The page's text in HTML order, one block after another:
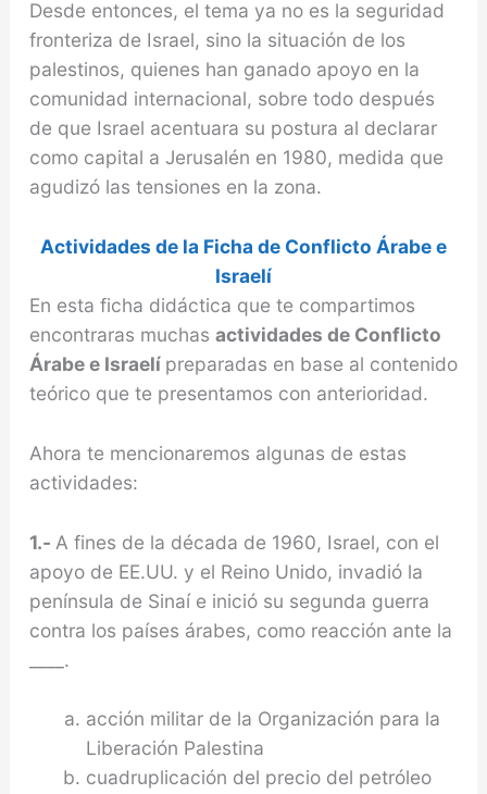
Desde entonces, el tema ya no es la seguridad
fronteriza de Israel, sino la situación de los
palestinos, quienes han ganado apoyo en la
comunidad internacional, sobre todo después
de que Israel acentuara su postura al declarar
como capital a Jerusalén en 1980, medida que
agudizó las tensiones en la zona.
Actividades de la Ficha de Conflicto Árabe e
Israelí
En esta ficha didáctica que te compartimos
encontraras muchas actividades de Conflicto
Árabe e Israelí preparadas en base al contenido
teórico que te presentamos con anterioridad.
Ahora te mencionaremos algunas de estas
actividades:
1.- A fines de la década de 1960, Israel, con el
apoyo de EE.UU. y el Reino Unido, invadió la
península de Sinaí e inició su segunda guerra
contra los paí­ses árabes, como reacción ante la
____.
acción militar de la Organización para la
Libe­ración Palestina
cuadruplicación del precio del petróleo